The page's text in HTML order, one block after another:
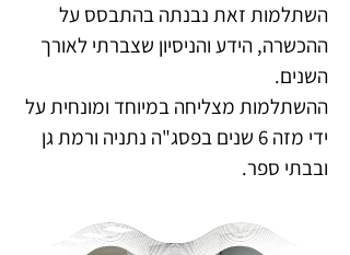
השתלמות זאת נבנתה בהתבסס על
ההכשרה, הידע והניסיון שצברתי לאורך
השנים.
ההשתלמות מצליחה במיוחד ומונחית על
ידי מזה 6 שנים בפסג"ה נתניה ורמת גן
ובבתי ספר.